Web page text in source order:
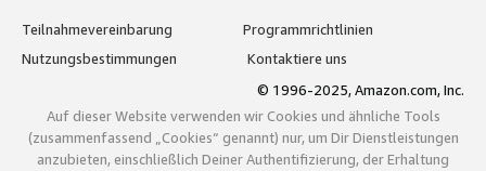
Teilnahmevereinbarung
Programmrichtlinien
Nutzungsbestimmungen
Kontaktiere uns
© 1996-2025, Amazon.com, Inc.
Auf dieser Website verwenden wir Cookies und ähnliche Tools
(zusammenfassend „Cookies“ genannt) nur, um Dir Dienstleistungen
anzubieten, einschließlich Deiner Authentifizierung, der Erhaltung